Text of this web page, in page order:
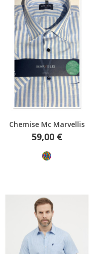
Aperçu rapide
Chemise Mc Marvellis
Prix
59,00 €
Multicolore